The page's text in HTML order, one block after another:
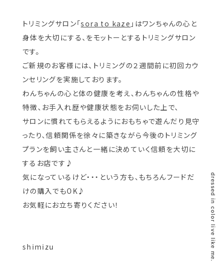
dressed in color live like me.
トリミングサロン「sora to kaze 」はワンちゃんの心と
身体を大切にする、をモットーとするトリミングサロン
です。
ご新規のお客様には、トリミングの２週間前に初回カウ
ンセリングを実施しております。
わんちゃんの心と体の健康を考え、わんちゃんの性格や
特徴、お手入れ歴や健康状態をお伺いした上で、
サロンに慣れてもらえるようにおもちゃで遊んだり見守
ったり、信頼関係を徐々に築きながら今後のトリミング
プランを飼い主さんと一緒に決めていく信頼を大切に
するお店です♪
気になっているけど・・・という方も、もちろんフードだ
けの購入でもOK♪
お気軽にお立ち寄りください！
shimizu